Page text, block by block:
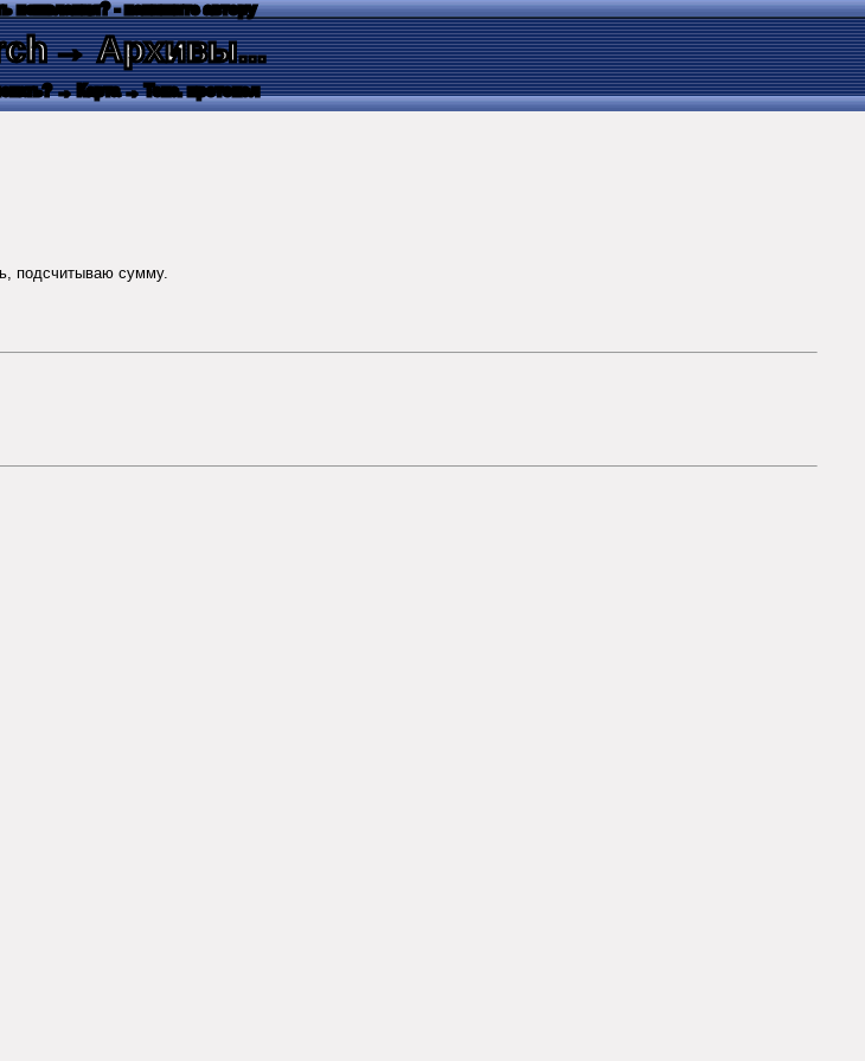
пожелания? - напишите автору
→ Архивы...
→ Карта → Текс. протокол
подсчитываю сумму.